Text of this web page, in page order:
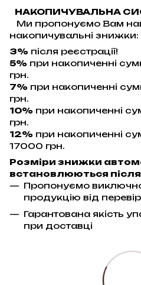
НАКОПИЧУВАЛЬНА
Ми пропонуємо Вам
накопичувальні знижки:
3% після реєстрації!
5% при накопиченні
грн.
7% при накопиченні
грн.
10% при накопиченні
грн.
12% при накопиченні
17000 грн.
Розміри знижки
встановлюються після
Пропонуємо
продукцію від
Гарантована якість
при доставці